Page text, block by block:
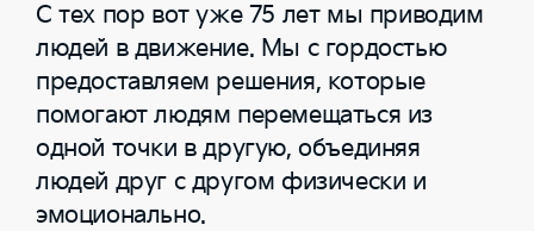
С тех пор вот уже 75 лет мы приводим
людей в движение. Мы с гордостью
предоставляем решения, которые
помогают людям перемещаться из
одной точки в другую, объединяя
людей друг с другом физически и
эмоционально.